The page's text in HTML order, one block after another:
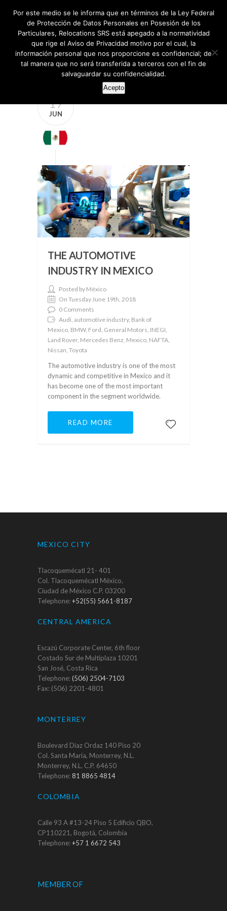
19
JUN
THE AUTOMOTIVE
INDUSTRY IN MEXICO
Posted by México
On Tuesday June 19th, 2018
0 Comments
Audi, automotive industry, Bank of
Mexico, BMW, Ford, General Motors, INEGI,
Land Rover, Mercedes Benz, Mexico, NAFTA,
Nissan, Toyota
The automotive industry is one of the most
dynamic and competitive in Mexico and it
has become one of the most important
component in the segment worldwide.
READ MORE
MEXICO CITY
Tlacoquemécatl 21- 401
Col. Tlacoquemécatl México,
Ciudad de México C.P. 03200
Telephone:+52(55) 5661-8187
CENTRAL AMERICA
Escazú Corporate Center, 6th floor
Costado Sur de Multiplaza 10201
San José, Costa Rica
Telephone:(506) 2504-7103
Fax: (506) 2201-4801
MONTERREY
Boulevard Díaz Ordaz 140 Piso 20
Col. Santa María, Monterrey, N.L.
Monterrey, N.L. C.P. 64650
Telephone:81 8865 4814
COLOMBIA
Calle 93 A #13-24 Piso 5 Edificio QBO,
CP110221, Bogotá, Colombia
Telephone:+57 1 6672 543
MEMBER OF
Por este medio se le informa que en términos de la Ley Federal
de Protección de Datos Personales en Posesión de los
Particulares, Relocations SRS está apegado a la normatividad
que rige el Aviso de Privacidad motivo por el cual, la
información personal que nos proporcione es confidencial; de
tal manera que no será transferida a terceros con el fin de
salvaguardar su confidencialidad.
Acepto